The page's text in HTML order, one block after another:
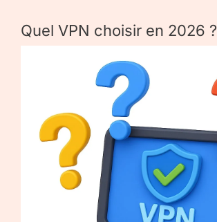
Quel VPN choisir en 2026 ?